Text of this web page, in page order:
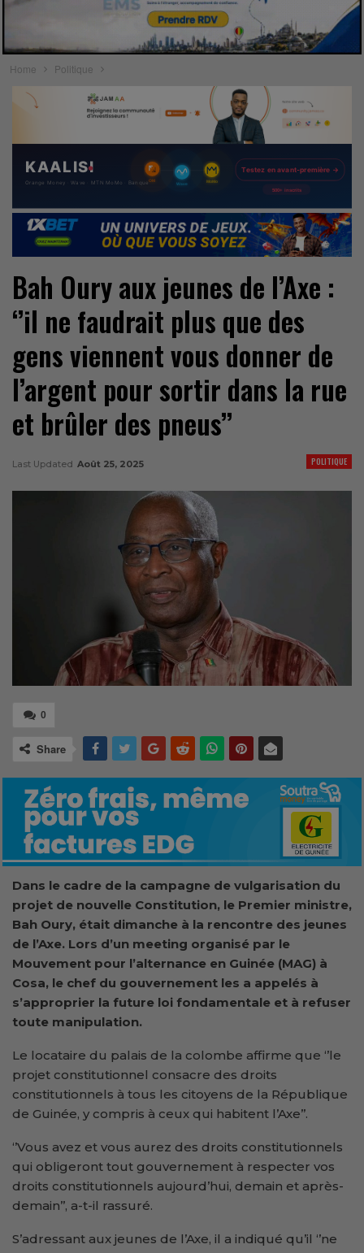
Home Politique
Bah Oury aux jeunes de l’Axe :
‘’il ne faudrait plus que des
gens viennent vous donner de
l’argent pour sortir dans la rue
et brûler des pneus’’
POLITIQUE
Last Updated Août 25, 2025
0
Share
Dans le cadre de la campagne de vulgarisation du
projet de nouvelle Constitution, le Premier ministre,
Bah Oury, était dimanche à la rencontre des jeunes
de l’Axe. Lors d’un meeting organisé par le
Mouvement pour l’alternance en Guinée (MAG) à
Cosa, le chef du gouvernement les a appelés à
s’approprier la future loi fondamentale et à refuser
toute manipulation.
Le locataire du palais de la colombe affirme que ‘’le
projet constitutionnel consacre des droits
constitutionnels à tous les citoyens de la République
de Guinée, y compris à ceux qui habitent l’Axe’’.
‘’Vous avez et vous aurez des droits constitutionnels
qui obligeront tout gouvernement à respecter vos
droits constitutionnels aujourd’hui, demain et après-
demain’’, a-t-il rassuré.
S’adressant aux jeunes de l’Axe, il a indiqué qu’il ‘’ne